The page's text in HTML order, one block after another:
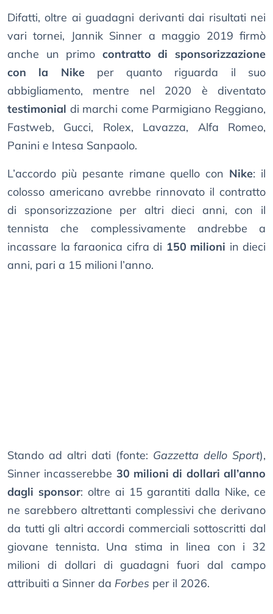
Difatti, oltre ai guadagni derivanti dai risultati nei
vari tornei, Jannik Sinner a maggio 2019 firmò
anche un primo contratto di sponsorizzazione
con la Nikeper quanto riguarda il suo
abbigliamento, mentre nel 2020 è diventato
testimonial di marchi come Parmigiano Reggiano,
Fastweb, Gucci, Rolex, Lavazza, Alfa Romeo,
Panini e Intesa Sanpaolo.
L’accordo più pesante rimane quello con Nike: il
colosso americano avrebbe rinnovato il contratto
di sponsorizzazione per altri dieci anni, con il
tennista che complessivamente andrebbe a
incassare la faraonica cifra di 150 milioni in dieci
anni, pari a 15 milioni l’anno.
Stando ad altri dati (fonte: Gazzetta dello Sport),
Sinner incasserebbe 30 milioni di dollari all’anno
dagli sponsor: oltre ai 15 garantiti dalla Nike, ce
ne sarebbero altrettanti complessivi che derivano
da tutti gli altri accordi commerciali sottoscritti dal
giovane tennista. Una stima in linea con i 32
milioni di dollari di guadagni fuori dal campo
attribuiti a Sinner da Forbes per il 2026.